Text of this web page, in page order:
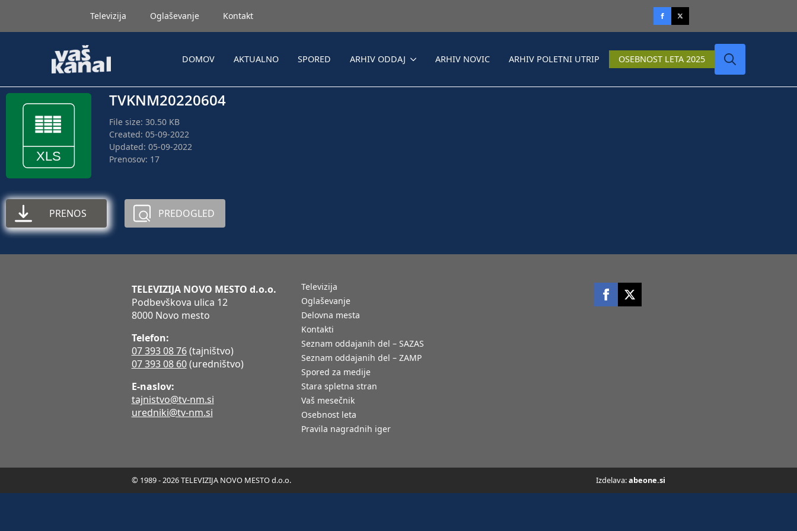
Televizija Oglaševanje Kontakt
DOMOV AKTUALNO SPORED ARHIV ODDAJ ARHIV NOVIC ARHIV POLETNI UTRIP OSEBNOST LETA 2025
TVKNM20220604
File size: 30.50 KB
Created: 05-09-2022
Updated: 05-09-2022
Prenosov: 17
PRENOS PREDOGLED
TELEVIZIJA NOVO MESTO d.o.o.
Podbevškova ulica 12
8000 Novo mesto
Telefon:
07 393 08 76(tajništvo)
07 393 08 60(uredništvo)
E-naslov:
tajnistvo@tv-nm.si
uredniki@tv-nm.si
Televizija
Oglaševanje
Delovna mesta
Kontakti
Seznam oddajanih del – SAZAS
Seznam oddajanih del – ZAMP
Spored za medije
Stara spletna stran
Vaš mesečnik
Osebnost leta
Pravila nagradnih iger
© 1989 - 2026 TELEVIZIJA NOVO MESTO d.o.o. Izdelava:abeone.si